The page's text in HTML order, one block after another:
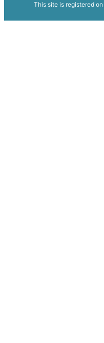
This site is registered on